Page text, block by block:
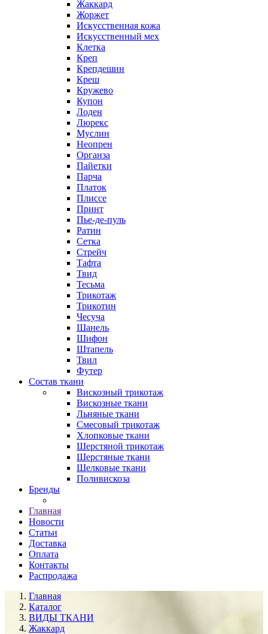
Жаккард
Жоржет
Искусственная кожа
Искусственный мех
Клетка
Креп
Крепдешин
Креш
Кружево
Купон
Лоден
Люрекс
Муслин
Неопрен
Органза
Пайетки
Парча
Платок
Плиссе
Принт
Пье-де-пуль
Ратин
Сетка
Стрейч
Тафта
Твид
Тесьма
Трикотаж
Трикотин
Чесуча
Шанель
Шифон
Штапель
Твил
Футер
Состав ткани
Вискозный трикотаж
Вискозные ткани
Льняные ткани
Смесовый трикотаж
Хлопковые ткани
Шерстяной трикотаж
Шерстяные ткани
Шелковые ткани
Поливискоза
Бренды
Главная
Новости
Статьи
Доставка
Оплата
Контакты
Распродажа
Главная
Каталог
ВИДЫ ТКАНИ
Жаккард